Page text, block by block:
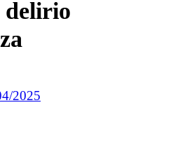
delirio
2025